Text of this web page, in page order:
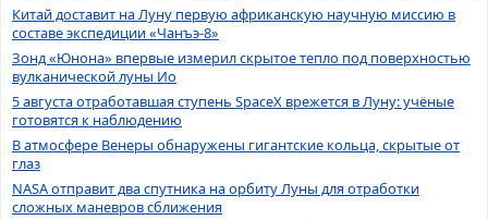
Китай доставит на Луну первую африканскую научную миссию в
составе экспедиции «Чанъэ-8»
Зонд «Юнона» впервые измерил скрытое тепло под поверхностью
вулканической луны Ио
5 августа отработавшая ступень SpaceX врежется в Луну: учёные
готовятся к наблюдению
В атмосфере Венеры обнаружены гигантские кольца, скрытые от
глаз
NASA отправит два спутника на орбиту Луны для отработки
сложных маневров сближения